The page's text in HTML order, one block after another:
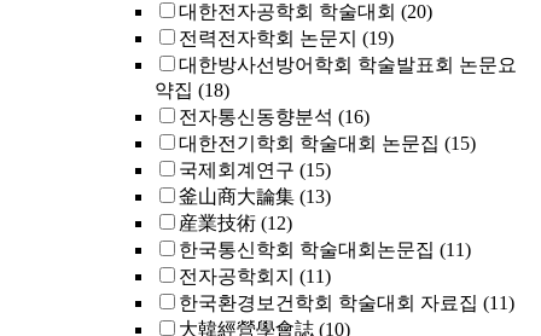
대한전자공학회 학술대회 (20)
전력전자학회 논문지 (19)
대한방사선방어학회 학술발표회 논문요
약집 (18)
전자통신동향분석 (16)
대한전기학회 학술대회 논문집 (15)
국제회계연구 (15)
釜山商大論集 (13)
産業技術 (12)
한국통신학회 학술대회논문집 (11)
전자공학회지 (11)
한국환경보건학회 학술대회 자료집 (11)
大韓經營學會誌 (10)